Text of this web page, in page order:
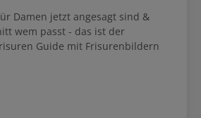
Damen jetzt angesagt sind &
wem passt - das ist der
Guide mit Frisurenbildern